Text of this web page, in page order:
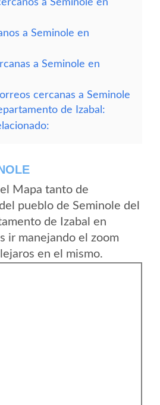
a Seminole en
a Seminole en
a Seminole en
cercanas a Seminole
de Izabal:
Mapa tanto de
pueblo de Seminole del
de Izabal en
ir manejando el zoom
en el mismo.